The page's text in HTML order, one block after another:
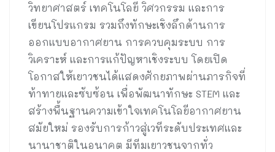
วิทยาศาสตร์ เทคโนโลยี วิศวกรรม และการ
เขียนโปรแกรม รวมถึงทักษะเชิงลึกด้านการ
ออกแบบอากาศยาน การควบคุมระบบ การ
วิเคราะห์ และการแก้ปัญหาเชิงระบบ โดยเปิด
โอกาสให้เยาวชนได้แสดงศักยภาพผ่านภารกิจที่
ท้าทายและซับซ้อน เพื่อพัฒนาทักษะ STEM และ
สร้างพื้นฐานความเข้าใจเทคโนโลยีอากาศยาน
สมัยใหม่ รองรับการก้าวสู่เวทีระดับประเทศและ
นานาชาติในอนาคต มีทีมเยาวชนจากทั่ว